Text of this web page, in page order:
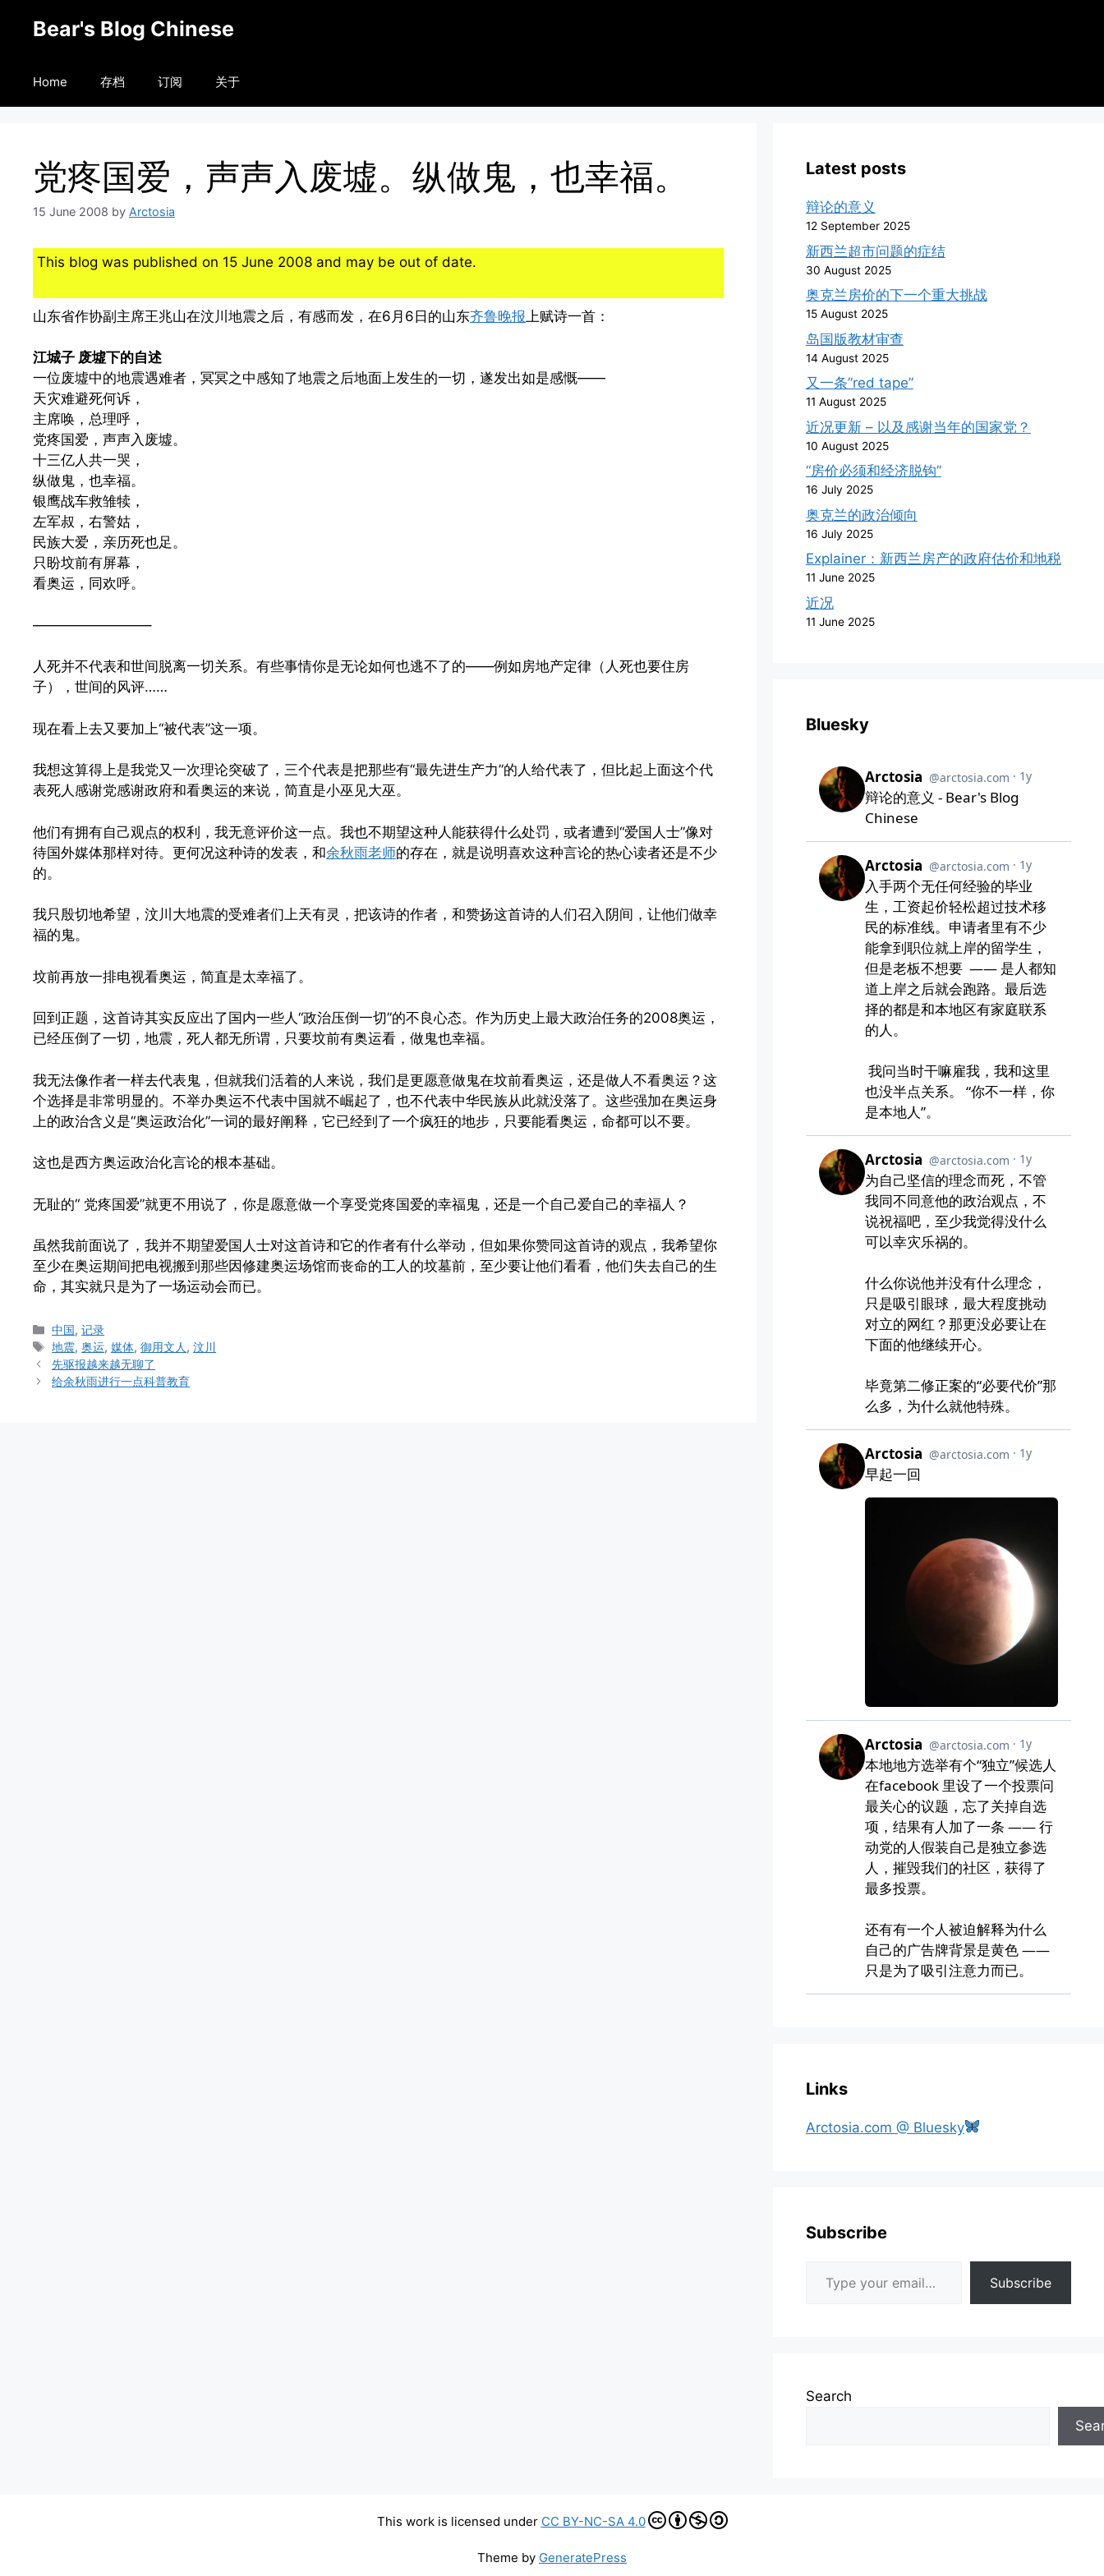
Bear's Blog Chinese
Home 存档 订阅 关于
党疼国爱，声声入废墟。纵做鬼，也幸福。
15 June 2008 by Arctosia
This blog was published on 15 June 2008 and may be out of date.
山东省作协副主席王兆山在汶川地震之后，有感而发，在6月6日的山东齐鲁晚报 上赋诗一首：
江城子 废墟下的自述
一位废墟中的地震遇难者，冥冥之中感知了地震之后地面上发生的一切，遂发出如是感慨——
天灾难避死何诉，
主席唤，总理呼，
党疼国爱，声声入废墟。
十三亿人共一哭，
纵做鬼，也幸福。
银鹰战车救雏犊，
左军叔，右警姑，
民族大爱，亲历死也足。
只盼坟前有屏幕，
看奥运，同欢呼。
————————–
人死并不代表和世间脱离一切关系。有些事情你是无论如何也逃不了的——例如房地产定律（人死也要住房
子），世间的风评……
现在看上去又要加上“被代表”这一项。
我想这算得上是我党又一次理论突破了，三个代表是把那些有“最先进生产力”的人给代表了，但比起上面这个代
表死人感谢党感谢政府和看奥运的来说，简直是小巫见大巫。
他们有拥有自己观点的权利，我无意评价这一点。我也不期望这种人能获得什么处罚，或者遭到“爱国人士”像对
待国外媒体那样对待。更何况这种诗的发表，和余秋雨老师的存在，就是说明喜欢这种言论的热心读者还是不少
的。
我只殷切地希望，汶川大地震的受难者们上天有灵，把该诗的作者，和赞扬这首诗的人们召入阴间，让他们做幸
福的鬼。
坟前再放一排电视看奥运，简直是太幸福了。
回到正题，这首诗其实反应出了国内一些人“政治压倒一切”的不良心态。作为历史上最大政治任务的2008奥运，
已经压倒了一切，地震，死人都无所谓，只要坟前有奥运看，做鬼也幸福。
我无法像作者一样去代表鬼，但就我们活着的人来说，我们是更愿意做鬼在坟前看奥运，还是做人不看奥运？这
个选择是非常明显的。不举办奥运不代表中国就不崛起了，也不代表中华民族从此就没落了。这些强加在奥运身
上的政治含义是“奥运政治化”一词的最好阐释，它已经到了一个疯狂的地步，只要能看奥运，命都可以不要。
这也是西方奥运政治化言论的根本基础。
无耻的“ 党疼国爱”就更不用说了，你是愿意做一个享受党疼国爱的幸福鬼，还是一个自己爱自己的幸福人？
虽然我前面说了，我并不期望爱国人士对这首诗和它的作者有什么举动，但如果你赞同这首诗的观点，我希望你
至少在奥运期间把电视搬到那些因修建奥运场馆而丧命的工人的坟墓前，至少要让他们看看，他们失去自己的生
命，其实就只是为了一场运动会而已。
Categories
中国,记录
Tags
地震,奥运,媒体,御用文人 ,汶川
先驱报越来越无聊了
给余秋雨进行一点科普教育
Latest posts
辩论的意义
12 September 2025
新西兰超市问题的症结
30 August 2025
奥克兰房价的下一个重大挑战
15 August 2025
岛国版教材审查
14 August 2025
又一条”red tape”
11 August 2025
近况更新 – 以及感谢当年的国家党？
10 August 2025
“房价必须和经济脱钩”
16 July 2025
奥克兰的政治倾向
16 July 2025
Explainer：新西兰房产的政府估价和地税
11 June 2025
近况
11 June 2025
Bluesky
Links
Arctosia.com @ Bluesky
Subscribe
Subscribe
Search
This work is licensed under CC BY-NC-SA 4.0
Theme by GeneratePress